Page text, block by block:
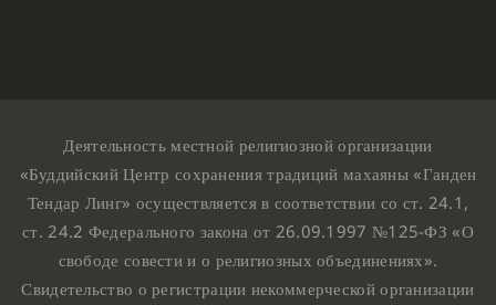
Деятельность местной религиозной организации
«Буддийский Центр сохранения традиций махаяны «Ганден
Тендар Линг» осуществляется в соответствии со ст. 24.1,
ст. 24.2 Федерального закона от 26.09.1997 №125-ФЗ «О
свободе совести и о религиозных объединениях».
Свидетельство о регистрации некоммерческой организации